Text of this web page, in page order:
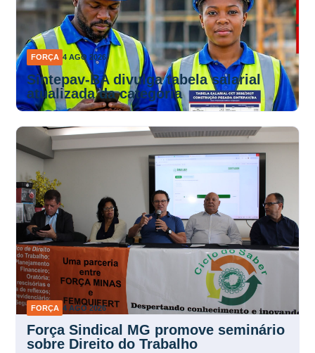
FORÇA 4 AGO 2026
Sintepav-BA divulga tabela salarial
atualizada da categoria
FORÇA 4 AGO 2026
Força Sindical MG promove seminário
sobre Direito do Trabalho